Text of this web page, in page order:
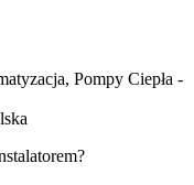
Pompy Ciepła -